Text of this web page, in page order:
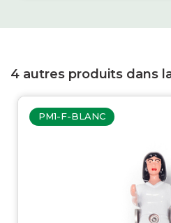
4 autres produits dans
PM1-F-BLANC